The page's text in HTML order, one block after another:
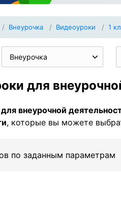
Внеурочка Видеоуроки 1
Внеурочка
для
внеурочной
, которые вы можете
по заданным параметрам